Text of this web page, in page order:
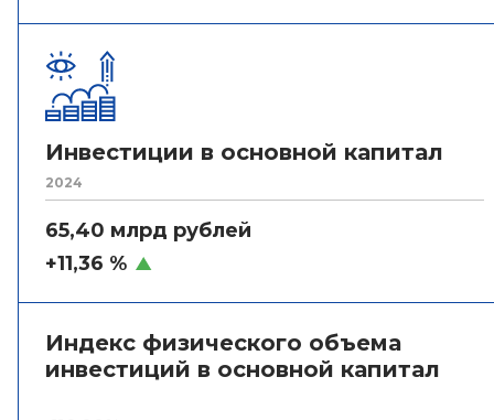
Инвестиции в основной капитал
2024
65,40 млрд рублей
+11,36 %
Индекс физического объема
инвестиций в основной капитал